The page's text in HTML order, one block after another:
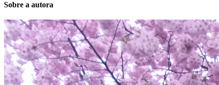
Sobre a autora